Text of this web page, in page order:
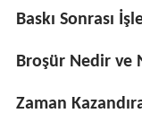
Baskı Sonrası
Broşür Nedir ve
Zaman